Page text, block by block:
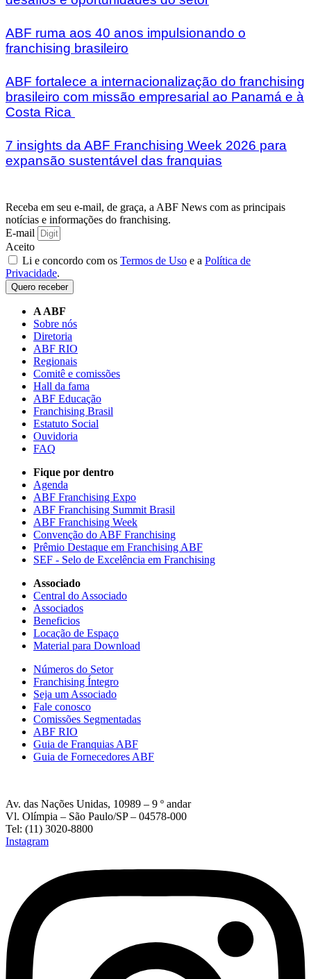
ABF ruma aos 40 anos impulsionando o
franchising brasileiro
ABF fortalece a internacionalização do franchising
brasileiro com missão empresarial ao Panamá e à
Costa Rica
7 insights da ABF Franchising Week 2026 para
expansão sustentável das franquias
Receba em seu e-mail, de graça, a ABF News com as principais
notícias e informações do franchising.
E-mail
Aceito
Li e concordo com os Termos de Uso e a Política de
Privacidade.
Quero receber
A ABF
Sobre nós
Diretoria
ABF RIO
Regionais
Comitê e comissões
Hall da fama
ABF Educação
Franchising Brasil
Estatuto Social
Ouvidoria
FAQ
Fique por dentro
Agenda
ABF Franchising Expo
ABF Franchising Summit Brasil
ABF Franchising Week
Convenção do ABF Franchising
Prêmio Destaque em Franchising ABF
SEF - Selo de Excelência em Franchising
Associado
Central do Associado
Associados
Beneficios
Locação de Espaço
Material para Download
Números do Setor
Franchising Íntegro
Seja um Associado
Fale conosco
Comissões Segmentadas
ABF RIO
Guia de Franquias ABF
Guia de Fornecedores ABF
Av. das Nações Unidas, 10989 – 9 º andar
Vl. Olímpia – São Paulo/SP – 04578-000
Tel: (11) 3020-8800
Instagram